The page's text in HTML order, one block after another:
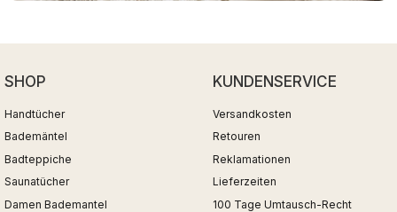
SHOP
Handtücher
Bademäntel
Badteppiche
Saunatücher
Damen Bademantel
KUNDENSERVICE
Versandkosten
Retouren
Reklamationen
Lieferzeiten
100 Tage Umtausch-Recht